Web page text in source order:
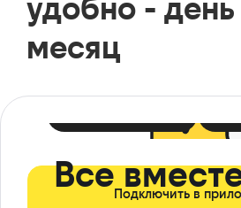
удобно -
месяц
ВсеПодключить в